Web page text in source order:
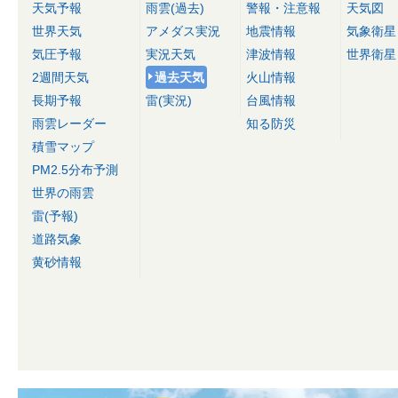
天気予報
世界天気
気圧予報
2週間天気
長期予報
雨雲レーダー
積雪マップ
PM2.5分布予測
世界の雨雲
雷(予報)
道路気象
黄砂情報
雨雲(過去)
アメダス実況
実況天気
過去天気
雷(実況)
警報・注意報
地震情報
津波情報
火山情報
台風情報
知る防災
天気図
気象衛星
世界衛星